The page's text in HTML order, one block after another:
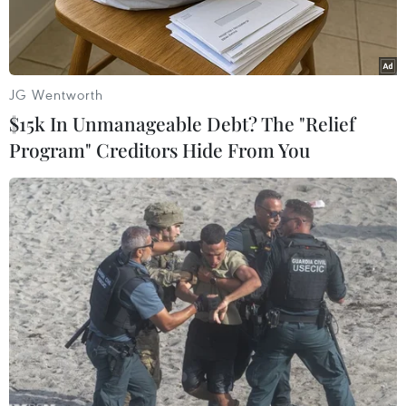
Cristiano Ronaldo (trái) trong trận đấu tại Giải UEFA Europa
League ở Chisinau, Moldova, ngày 15/9. (Ảnh: AFP/TTXVN)
Ngôi sao bóng đá kỳ cựu Cristiano Ronaldo chưa
muốn dừng sự nghiệp của mình ở Đội tuyển
Quốc gia sau vòng chung kết World Cup 2022
khi tiền đạo người Bồ Đào Nha này vừa phát đi
tín hiệu muốn thi đấu tại Euro 2024.
JG Wentworth
$15k In Unmanageable Debt? The "Relief
Program" Creditors Hide From You